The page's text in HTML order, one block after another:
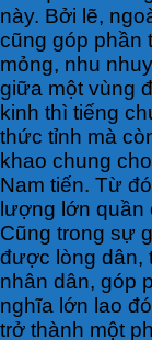
này. Bởi lẽ,
cũng góp phần
mỏng, nhu
giữa một vùng
kinh thì tiếng
thức tỉnh mà
khao chung
Nam tiến. Từ
lượng lớn quần
Cũng trong sự
được lòng dân,
nhân dân, góp
nghĩa lớn lao
trở thành một